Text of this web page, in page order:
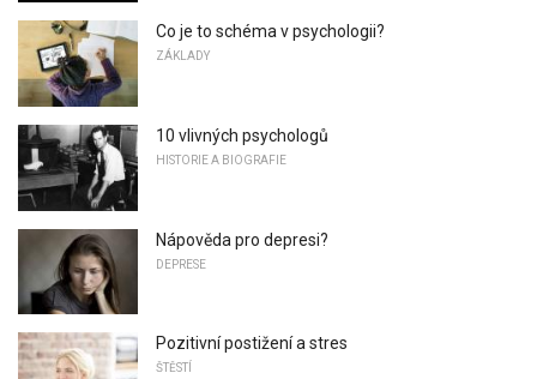
Co je to schéma v psychologii?
ZÁKLADY
10 vlivných psychologů
HISTORIE A BIOGRAFIE
Nápověda pro depresi?
DEPRESE
Pozitivní postižení a stres
ŠTĚSTÍ